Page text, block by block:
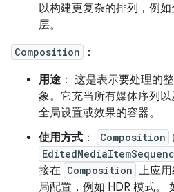
以构建更复杂的排列，例
层。
Composition
：
用途 ： 这是表示要处理的
象。它充当所有媒体序列
全局设置或效果的容器。
使用方式 ： Composition
接在 Composition 上应
局配置，例如 HDR 模式。